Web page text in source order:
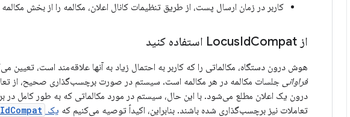
کاربر در زمان ارسال پست، از طریق تنظیمات کانال اعلان، مکالمه را از بخش
از Locus IdCompat استفاده کنید
هوش درون دستگاه، مکالماتی را که کاربر به احتمال زیاد به آنها علاقه‌مند است، تعیین
فراوانی جلسات مکالمه در هر مکالمه است. سیستم در صورت برچسب‌گذاری صحیح، از
درون یک اعلان مطلع می‌شود. با این حال، سیستم در مورد مکالماتی که به طور کامل در
تعاملات نیز برچسب‌گذاری شده باشند. بنابراین، اکیداً توصیه می‌کنیم که یک